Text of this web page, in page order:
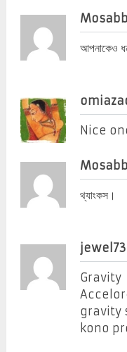
আপনাকেও
Nice
থ্যাংকস।
gravity
kono